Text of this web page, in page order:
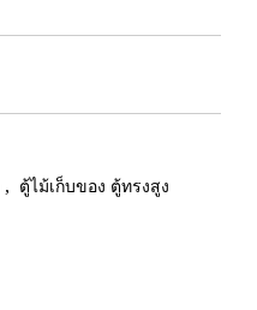
, ตู้ไม้เก็บของ ตู้ทรงสูง